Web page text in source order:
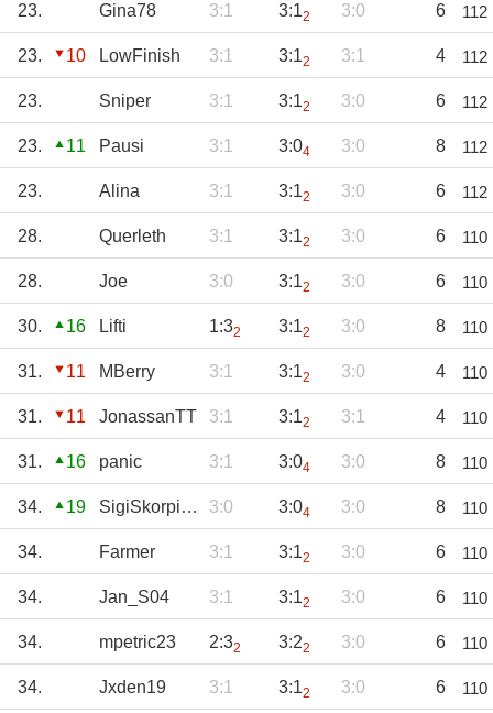
23. Gina78 3:1 3:12 3:0 6 112
23. 10 LowFinish 3:1 3:12 3:1 4 112
23. Sniper 3:1 3:12 3:0 6 112
23. 11 Pausi 3:1 3:04 3:0 8 112
23. Alina 3:1 3:12 3:0 6 112
28. Querleth 3:1 3:12 3:0 6 110
28. Joe 3:0 3:12 3:0 6 110
30. 16 Lifti 1:32 3:12 3:0 8 110
31. 11 MBerry 3:1 3:12 3:0 4 110
31. 11 JonassanTT 3:1 3:12 3:1 4 110
31. 16 panic 3:1 3:04 3:0 8 110
34. 19 SigiSkorpion 3:0 3:04 3:0 8 110
34. Farmer 3:1 3:12 3:0 6 110
34. Jan_S04 3:1 3:12 3:0 6 110
34. mpetric23 2:32 3:22 3:0 6 110
34. Jxden19 3:1 3:12 3:0 6 110